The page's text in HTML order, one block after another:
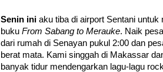
Senin ini aku tiba di airport Sentani
buku From Sabang to Merauke. Naik
dari rumah di Senayan pukul 2:00 dan
berat mata. Kami singgah di Makassar
banyak tidur mendengarkan lagu-lagu